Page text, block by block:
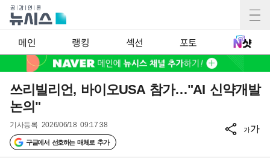
메인 랭킹 섹션 포토
쓰리빌리언, 바이오USA 참가…"AI 신약개발
논의"
기사등록 2026/06/18 09:17:38
구글에서 선호하는 매체로 추가
가가